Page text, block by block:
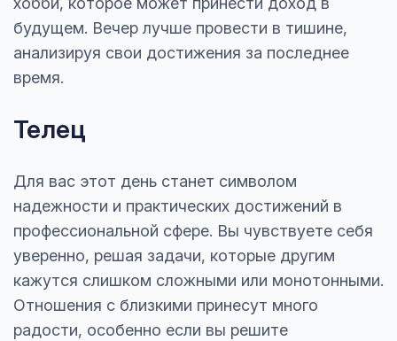
будущем. Вечер лучше провести в тишине,
анализируя свои достижения за последнее
время.
Телец
Для вас этот день станет символом
надежности и практических достижений в
профессиональной сфере. Вы чувствуете себя
уверенно, решая задачи, которые другим
кажутся слишком сложными или монотонными.
Отношения с близкими принесут много
радости, особенно если вы решите